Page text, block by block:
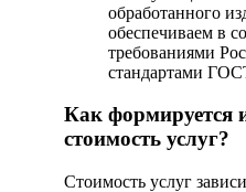
обработанного
обеспечиваем в
требованиями
стандартами
Как формируется
стоимость услуг?
Стоимость услуг